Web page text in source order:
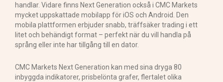
handlar. Vidare finns Next Generation också i CMC Markets
mycket uppskattade mobilapp för iOS och Android. Den
mobila plattformen erbjuder snabb, träffsäker trading i ett
litet och behändigt format – perfekt när du vill handla på
språng eller inte har tillgång till en dator.
CMC Markets Next Generation kan med sina dryga 80
inbyggda indikatorer, prisbelönta grafer, flertalet olika